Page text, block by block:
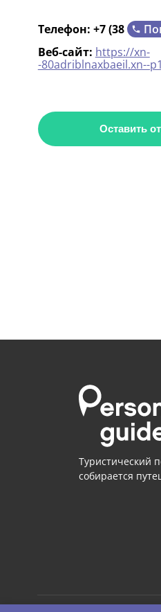
Телефон: +7 (38
Веб-сайт: https://xn-
-80adriblnaxbaeil.xn--
Оставить
Туристический
собирается